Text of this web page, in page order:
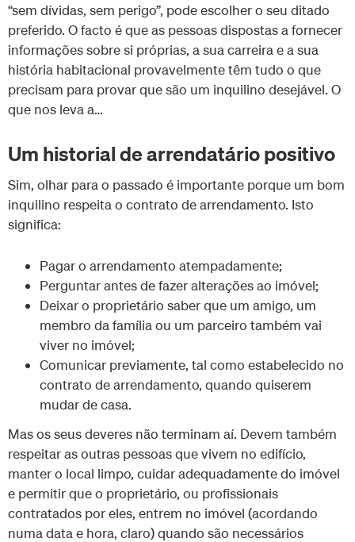
“sem dívidas, sem perigo”, pode escolher o seu ditado
preferido. O facto é que as pessoas dispostas a fornecer
informações sobre si próprias, a sua carreira e a sua
história habitacional provavelmente têm tudo o que
precisam para provar que são um inquilino desejável. O
que nos leva a…
Um historial de arrendatário positivo
Sim, olhar para o passado é importante porque um bom
inquilino respeita o contrato de arrendamento. Isto
significa:
Pagar o arrendamento atempadamente;
Perguntar antes de fazer alterações ao imóvel;
Deixar o proprietário saber que um amigo, um
membro da família ou um parceiro também vai
viver no imóvel;
Comunicar previamente, tal como estabelecido no
contrato de arrendamento, quando quiserem
mudar de casa.
Mas os seus deveres não terminam aí. Devem também
respeitar as outras pessoas que vivem no edifício,
manter o local limpo, cuidar adequadamente do imóvel
e permitir que o proprietário, ou profissionais
contratados por eles, entrem no imóvel (acordando
numa data e hora, claro) quando são necessários